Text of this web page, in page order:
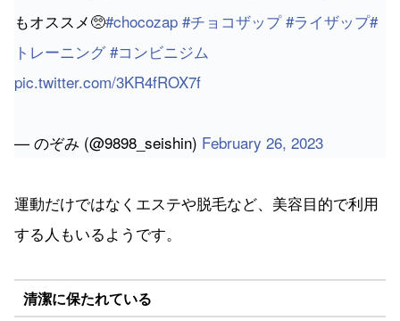
もオススメ🥺#chocozap #チョコザップ #ライザップ#
トレーニング #コンビニジム
pic.twitter.com/3KR4fROX7f
— のぞみ (@9898_seishin) February 26, 2023
運動だけではなくエステや脱毛など、美容目的で利用
する人もいるようです。
清潔に保たれている